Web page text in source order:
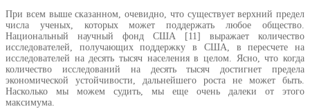
При всем выше сказанном, очевидно, что существует верхний предел
числа ученых, которых может поддержать любое общество.
Национальный научный фонд США [11] выражает количество
исследователей, получающих поддержку в США, в пересчете на
исследователей на десять тысяч населения в целом. Ясно, что когда
количество исследований на десять тысяч достигнет предела
экономической устойчивости, дальнейшего роста не может быть.
Насколько мы можем судить, мы еще очень далеки от этого
максимума.